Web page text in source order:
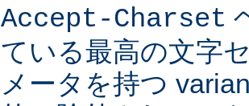
Accept-Charset
ている最高の文字
メータを持つ